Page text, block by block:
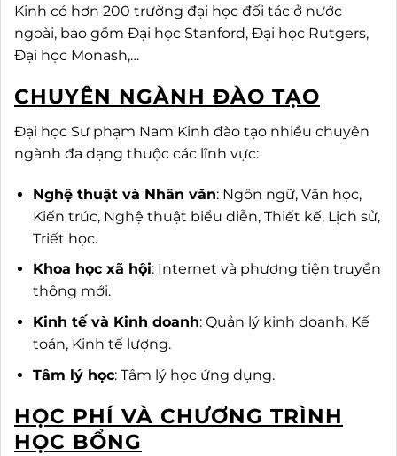
Kinh có hơn 200 trường đại học đối tác ở nước
ngoài, bao gồm Đại học Stanford, Đại học Rutgers,
Đại học Monash,…
CHUYÊN NGÀNH ĐÀO TẠO
Đại học Sư phạm Nam Kinh đào tạo nhiều chuyên
ngành đa dạng thuộc các lĩnh vực:
Nghệ thuật và Nhân văn: Ngôn ngữ, Văn học,
Kiến trúc, Nghệ thuật biểu diễn, Thiết kế, Lịch sử,
Triết học.
Khoa học xã hội: Internet và phương tiện truyền
thông mới.
Kinh tế và Kinh doanh: Quản lý kinh doanh, Kế
toán, Kinh tế lượng.
Tâm lý học: Tâm lý học ứng dụng.
HỌC PHÍ VÀ CHƯƠNG TRÌNH
HỌC BỔNG